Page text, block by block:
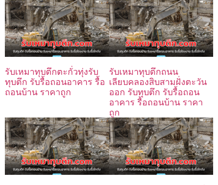
รับเหมาทุบตึกตะกั่วทุ่งรับ
ทุบตึก รับรื้อถอนอาคาร รื้อ
ถอนบ้าน ราคาถูก
รับเหมาทุบตึกถนน
เลียบคลองสิบสามฝั่งตะวัน
ออก รับทุบตึก รับรื้อถอน
อาคาร รื้อถอนบ้าน ราคา
ถูก